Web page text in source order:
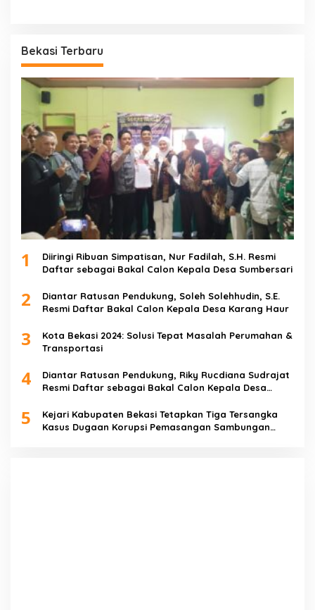
Bekasi Terbaru
1
Diiringi Ribuan Simpatisan, Nur Fadilah, S.H. Resmi
Daftar sebagai Bakal Calon Kepala Desa Sumbersari
2
Diantar Ratusan Pendukung, Soleh Solehhudin, S.E.
Resmi Daftar Bakal Calon Kepala Desa Karang Haur
3
Kota Bekasi 2024: Solusi Tepat Masalah Perumahan &
Transportasi
4
Diantar Ratusan Pendukung, Riky Rucdiana Sudrajat
Resmi Daftar sebagai Bakal Calon Kepala Desa
5
Kejari Kabupaten Bekasi Tetapkan Tiga Tersangka
Kasus Dugaan Korupsi Pemasangan Sambungan